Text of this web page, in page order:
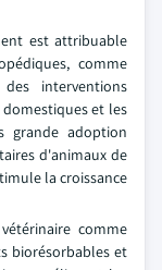
est attribuable
comme
interventions
et les
grande adoption
d'animaux de
la croissance
comme
biorésorbables et